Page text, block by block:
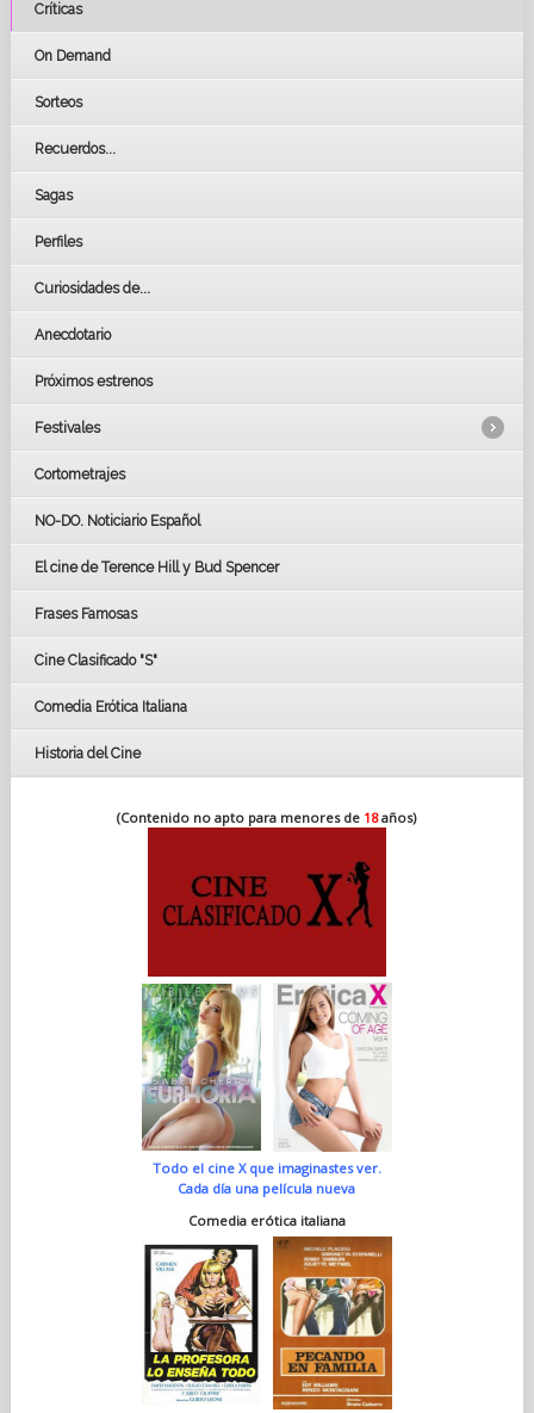
Críticas
On Demand
Sorteos
Recuerdos...
Sagas
Perfiles
Curiosidades de...
Anecdotario
Próximos estrenos
Festivales
LOS OSCARS
GOYAS
BAFTA
Cortometrajes
NO-DO. Noticiario Español
El cine de Terence Hill y Bud Spencer
Frases Famosas
Cine Clasificado "S"
Comedia Erótica Italiana
Historia del Cine
(Contenido no apto para menores de 18años)
Todo el cine X que imaginastes ver.
Cada día una película nueva
Comedia erótica italiana